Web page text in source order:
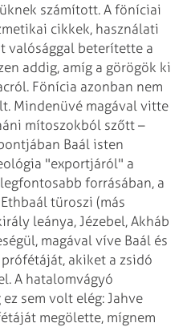
számított. A föníciai
cikkek, használati
valósággal beterítette a
addig, amíg a görögök ki
Fönícia azonban nem
Mindenüvé magával vitte
mítoszokból szőtt –
Baál isten
"exportjáról" a
forrásában, a
türoszi (más
leánya, Jézebel, Akháb
magával víve Baál és
akiket a zsidó
A hatalomvágyó
sem volt elég: Jahve
megölette, mígnem